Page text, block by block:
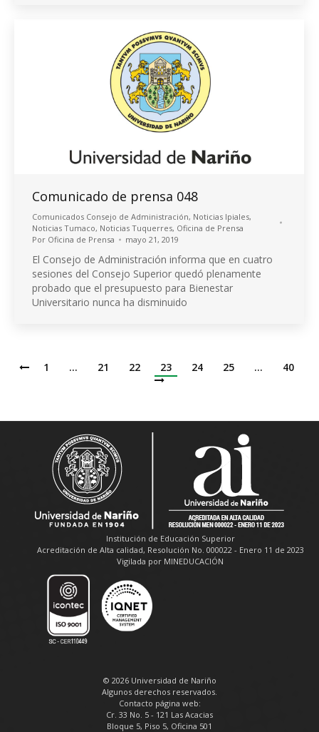
Comunicado de prensa 048
Comunicados Consejo de Administración, Noticias Ipiales,
Noticias Tumaco, Noticias Tuquerres, Oficina de Prensa
Por Oficina de Prensa mayo 21, 2019
El Consejo de Administración informa que en cuatro
sesiones del Consejo Superior quedó plenamente
probado que el presupuesto para Bienestar
Universitario nunca ha disminuido
1 … 21 22 23 24 25 … 40
Institución de Educación Superior
Acreditación de Alta calidad, Resolución No. 000022 - Enero 11 de 2023
Vigilada por MINEDUCACIÓN
© 2026 Universidad de Nariño
Algunos derechos reservados.
Contacto página web:
Cr. 33 No. 5 - 121 Las Acacias
Bloque 5, Piso 5, Oficina 501